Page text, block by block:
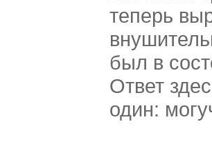
теперь
был в
Ответ
один: